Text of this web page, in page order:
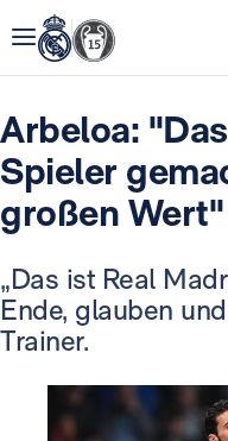
Arbeloa:
Spieler
großen Wert"
„Das ist Real
Ende, glauben
Trainer.